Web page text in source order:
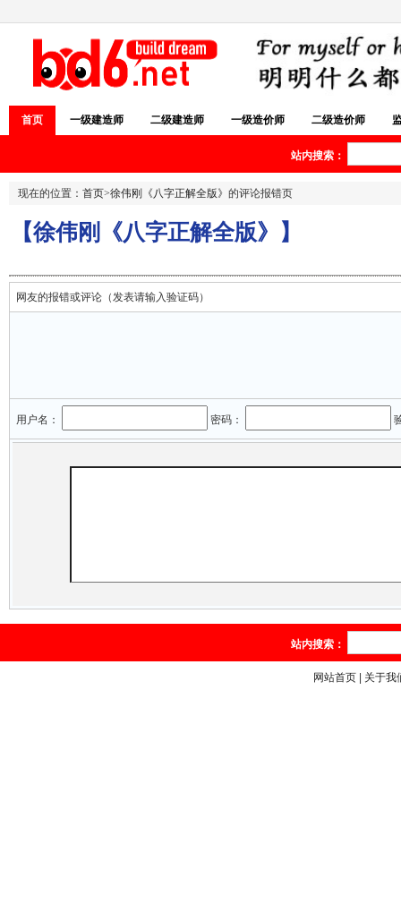
首页 一级建造师 二级建造师 一级造价师 二级造价师
站内搜索：
现在的位置： 首页>徐伟刚《八字正解全版》 的评论报错页
【徐伟刚《八字正解全版》】
网友的报错或评论（发表请输入验证码）
用户名： 密码：
站内搜索：
网站首页| 关于我